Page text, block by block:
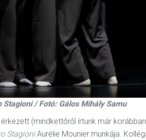
Stagioni / Fotó: Gálos Mihály Samu
(mindkettőről írtunk már
StagioniAurélie Mounier munkája.